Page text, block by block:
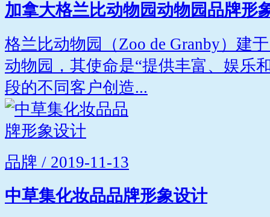
加拿大格兰比动物园动物园品牌形
格兰比动物园（Zoo de Granby）建
动物园，其使命是“提供丰富、娱乐
段的不同客户创造...
品牌 / 2019-11-13
中草集化妆品品牌形象设计